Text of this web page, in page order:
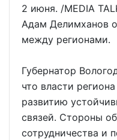
2 июня. /MEDIA
Адам Делимханов
между регионами.
Губернатор
что власти
развитию
связей. Стороны
сотрудничества и